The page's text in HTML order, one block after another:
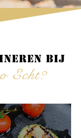
bij
Echt?